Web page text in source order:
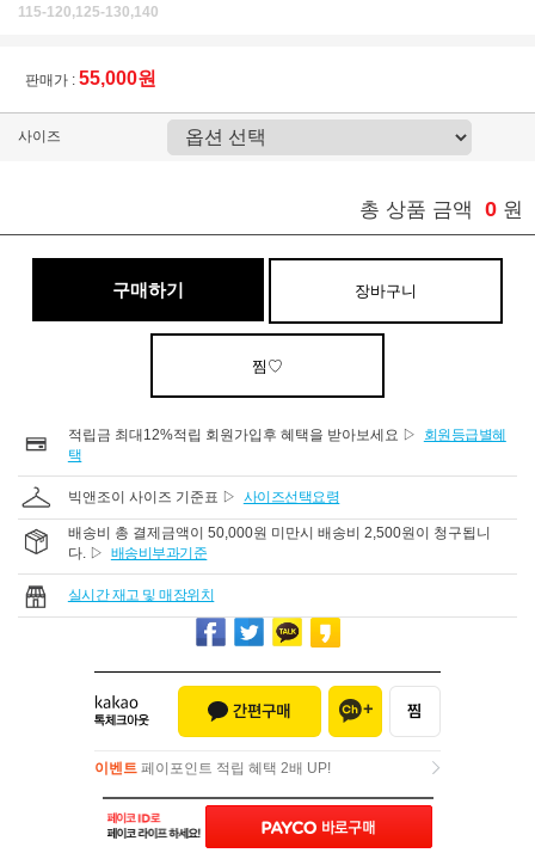
115-120,125-130,140
판매가 : 55,000원
사이즈
총 상품 금액 0 원
구매하기 장바구니
찜♡
적립금 최대12%적립 회원가입후 혜택을 받아보세요 ▷
회원등급별혜
택
빅앤조이 사이즈 기준표 ▷ 사이즈선택요령
배송비 총 결제금액이 50,000원 미만시 배송비 2,500원이 청구됩니
다. ▷ 배송비부과기준
실시간 재고 및 매장위치
이벤트 페이포인트 적립 혜택 2배 UP!
이벤트페이포인트 적립 혜택 2배 UP!